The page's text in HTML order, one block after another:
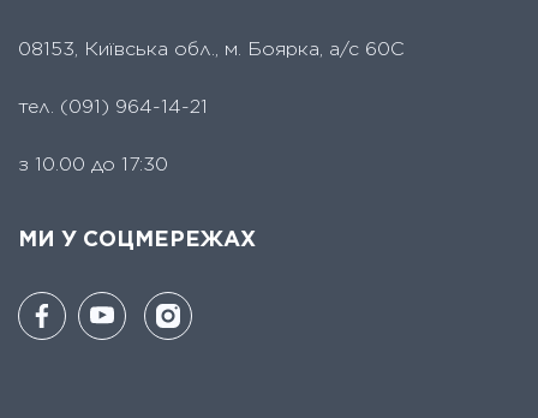
08153, Київська обл., м. Боярка, а/с 60С
тел. (091) 964-14-21
з 10.00 до 17:30
МИ У СОЦМЕРЕЖАХ